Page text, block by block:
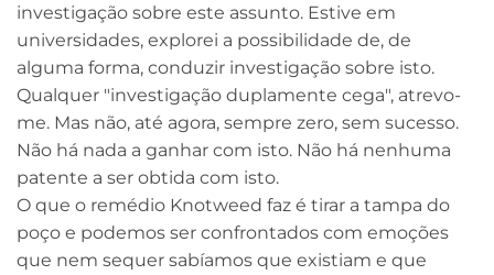
investigação sobre este assunto. Estive em
universidades, explorei a possibilidade de, de
alguma forma, conduzir investigação sobre isto.
Qualquer "investigação duplamente cega", atrevo-
me. Mas não, até agora, sempre zero, sem sucesso.
Não há nada a ganhar com isto. Não há nenhuma
patente a ser obtida com isto.
O que o remédio Knotweed faz é tirar a tampa do
poço e podemos ser confrontados com emoções
que nem sequer sabíamos que existiam e que